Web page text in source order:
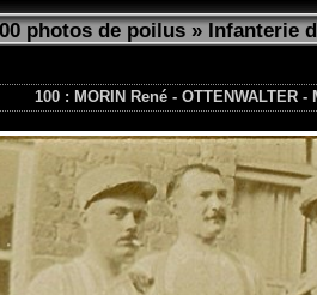
photos de poilus»Infanterie
100 : MORIN René - OTTENWALTER